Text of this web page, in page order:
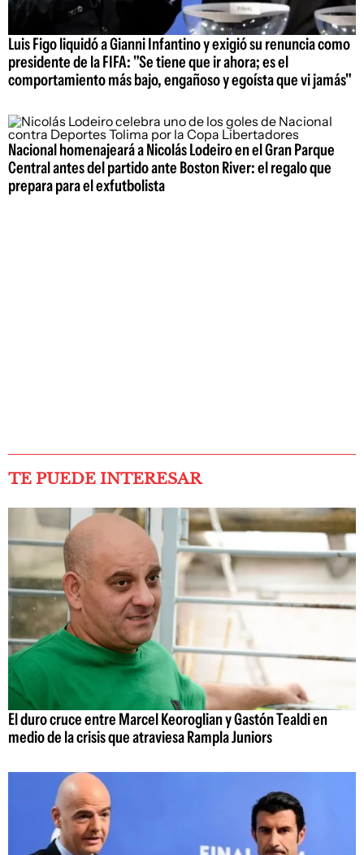
Luis Figo liquidó a Gianni Infantino y exigió su renuncia como
presidente de la FIFA: "Se tiene que ir ahora; es el
comportamiento más bajo, engañoso y egoísta que vi jamás"
Nacional homenajeará a Nicolás Lodeiro en el Gran Parque
Central antes del partido ante Boston River: el regalo que
prepara para el exfutbolista
TE PUEDE INTERESAR
El duro cruce entre Marcel Keoroglian y Gastón Tealdi en
medio de la crisis que atraviesa Rampla Juniors